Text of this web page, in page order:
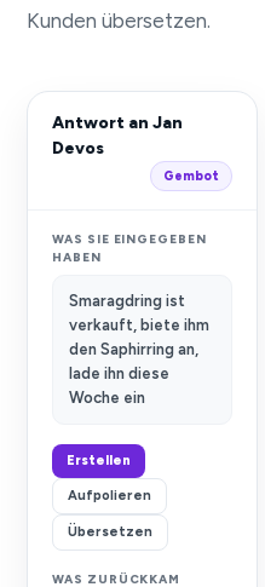
Kunden übersetzen.
Antwort an Jan
Devos
Gembot
WAS SIE EINGEGEBEN
HABEN
Smaragdring ist
verkauft, biete ihm
den Saphirring an,
lade ihn diese
Woche ein
Erstellen
Aufpolieren
Übersetzen
WAS ZURÜCKKAM